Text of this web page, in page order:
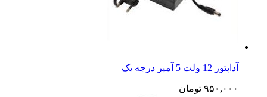
آداپتور 12 ولت 5 آمپر درجه یک
۹۵۰,۰۰۰ تومان